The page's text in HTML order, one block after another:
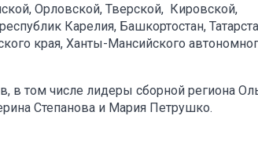
Орловской, Тверской, Кировской,
Карелия, Башкортостан,
края, Ханты-Мансийского
в том числе лидеры сборной региона
Степанова и Мария Петрушко.